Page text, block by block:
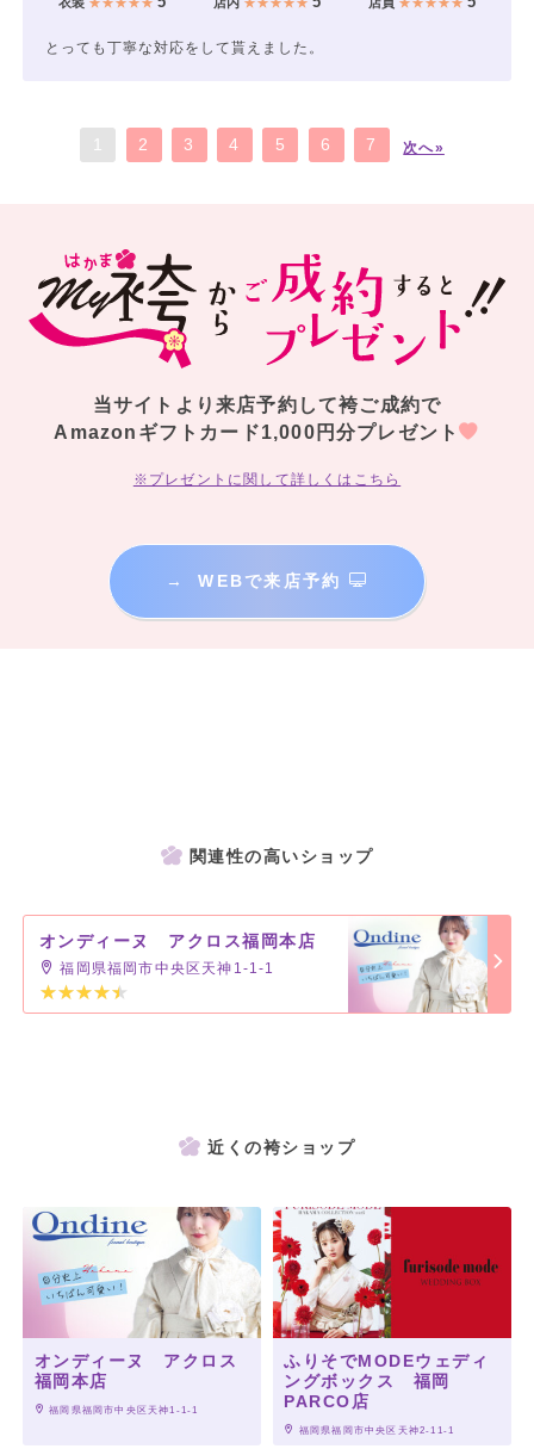
とっても丁寧な対応をして貰えました。
2 3 4 5 6 7 次へ»
当サイトより来店予約して袴ご成約で
Amazonギフトカード1,000円分プレゼント
※プレゼントに関して詳しくはこちら
→ WEBで来店予約
関連性の高いショップ
オンディーヌ アクロス福岡本店
福岡県福岡市中央区天神1-1-1
近くの袴ショップ
オンディーヌ アクロス
福岡本店
福岡県福岡市中央区天神1-1-1
ふりそでMODEウェディ
ングボックス 福岡
PARCO店
福岡県福岡市中央区天神2-11-1